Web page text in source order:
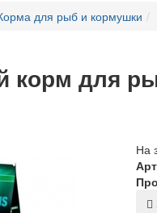
для рыб и кормушки
для
На